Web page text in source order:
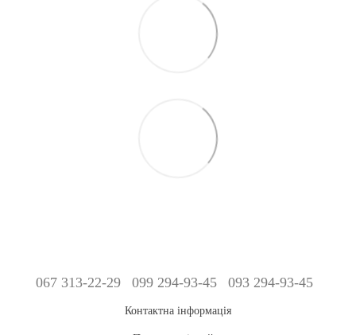
067 313-22-29 099 294-93-45 093 294-93-45
Контактна інформація